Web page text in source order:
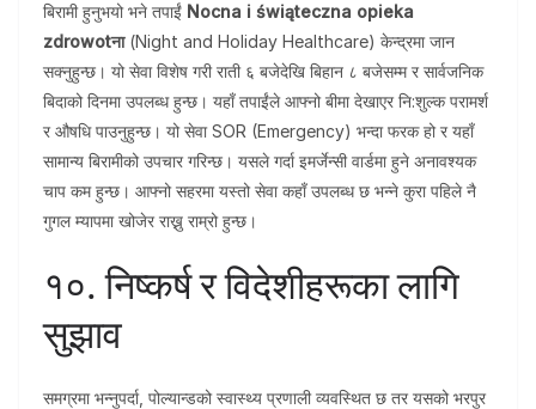
बिरामी हुनुभयो भने तपाईं Nocna i świąteczna opieka
zdrowotना(Night and Holiday Healthcare) केन्द्रमा जान
सक्नुहुन्छ। यो सेवा विशेष गरी राती ६ बजेदेखि बिहान ८ बजेसम्म र सार्वजनिक
बिदाको दिनमा उपलब्ध हुन्छ। यहाँ तपाईंले आफ्नो बीमा देखाएर नि:शुल्क परामर्श
र औषधि पाउनुहुन्छ। यो सेवा SOR (Emergency) भन्दा फरक हो र यहाँ
सामान्य बिरामीको उपचार गरिन्छ। यसले गर्दा इमर्जेन्सी वार्डमा हुने अनावश्यक
चाप कम हुन्छ। आफ्नो सहरमा यस्तो सेवा कहाँ उपलब्ध छ भन्ने कुरा पहिले नै
गुगल म्यापमा खोजेर राख्नु राम्रो हुन्छ।
१०. निष्कर्ष र विदेशीहरूका लागि
सुझाव
समग्रमा भन्नुपर्दा, पोल्यान्डको स्वास्थ्य प्रणाली व्यवस्थित छ तर यसको भरपुर